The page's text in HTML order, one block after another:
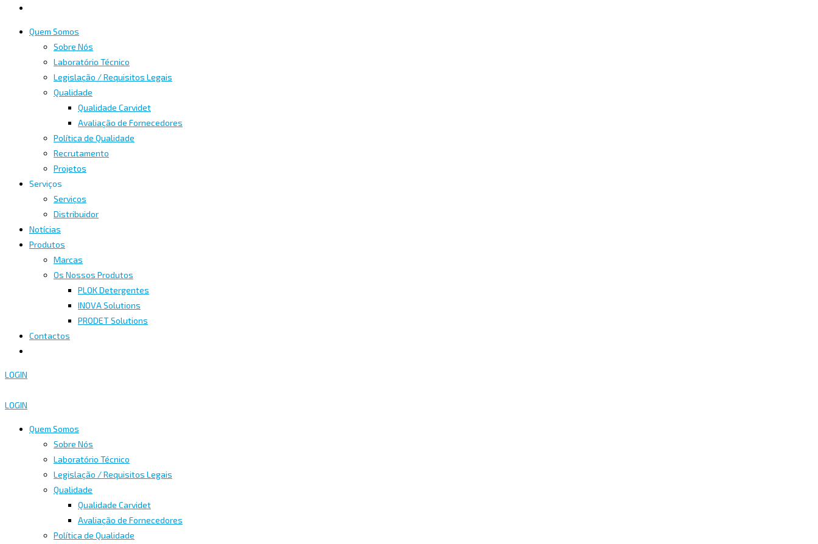
Quem Somos
Sobre Nós
Laboratório Técnico
Legislação / Requisitos Legais
Qualidade
Qualidade Carvidet
Avaliação de Fornecedores
Política de Qualidade
Recrutamento
Projetos
Serviços
Serviços
Distribuidor
Notícias
Produtos
Marcas
Os Nossos Produtos
PLOK Detergentes
INOVA Solutions
PRODET Solutions
Contactos
LOGIN
LOGIN
Quem Somos
Sobre Nós
Laboratório Técnico
Legislação / Requisitos Legais
Qualidade
Qualidade Carvidet
Avaliação de Fornecedores
Política de Qualidade